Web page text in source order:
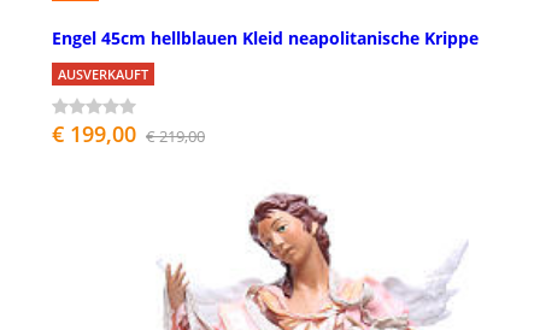
Engel 45cm hellblauen Kleid neapolitanische Krippe
AUSVERKAUFT
€ 199,00 € 219,00